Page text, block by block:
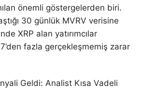
önemli göstergelerden biri.
30 günlük MVRV verisine
XRP alan yatırımcılar
fazla gerçekleşmemiş zarar